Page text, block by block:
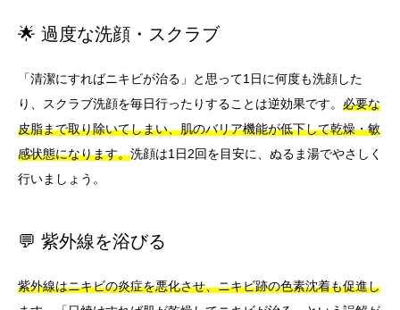
🌟 過度な洗顔・スクラブ
「清潔にすればニキビが治る」と思って1日に何度も洗顔した
り、スクラブ洗顔を毎日行ったりすることは逆効果です。 必要な
皮脂まで取り除いてしまい、肌のバリア機能が低下して乾燥・敏
感状態になります。洗顔は1日2回を目安に、ぬるま湯でやさしく
行いましょう。
💬 紫外線を浴びる
紫外線はニキビの炎症を悪化させ、ニキビ跡の色素沈着も促進し